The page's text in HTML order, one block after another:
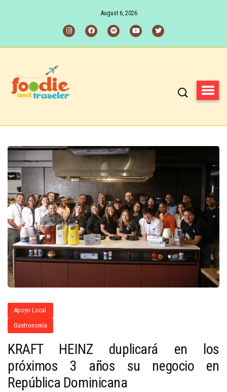
August 6, 2026
Apoyo Local
Gastronomía
KRAFT HEINZ duplicará en los
próximos 3 años su negocio en
República Dominicana